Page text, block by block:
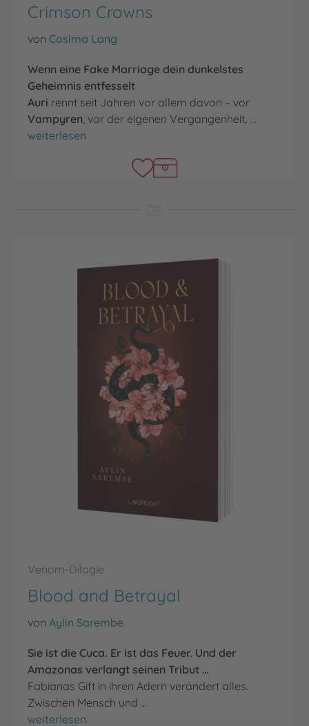
Crimson Crowns
von Cosima Lang
Wenn eine Fake Marriage dein dunkelstes
Geheimnis entfesselt
Auri rennt seit Jahren vor allem davon – vor
Vampyren , vor der eigenen Vergangenheit, …
Crimson Crowns
weiterlesen
Venom-Dilogie
Blood and Betrayal
von Aylin Sarembe
Sie ist die Cuca. Er ist das Feuer. Und der
Amazonas verlangt seinen Tribut …
Fabianas Gift in ihren Adern verändert alles.
Zwischen Mensch und …
Blood and Betrayal
weiterlesen